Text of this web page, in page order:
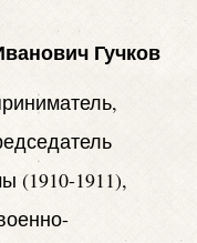
Гучков
(1910-1911),